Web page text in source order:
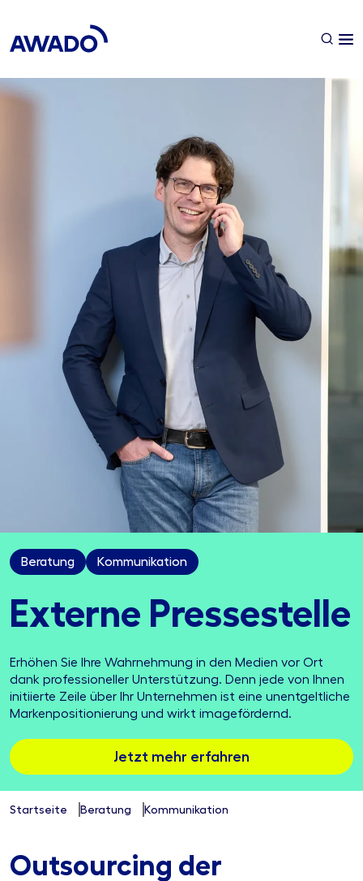
Beratung Kommunikation
Externe Presse­stelle
Erhöhen Sie Ihre Wahrnehmung in den Medien vor Ort
dank professioneller Unterstützung. Denn jede von Ihnen
initiierte Zeile über Ihr Unternehmen ist eine unentgeltliche
Markenpositionierung und wirkt imagefördernd.
Jetzt mehr erfahren
Startseite Beratung Kommunikation
Outsourcing der